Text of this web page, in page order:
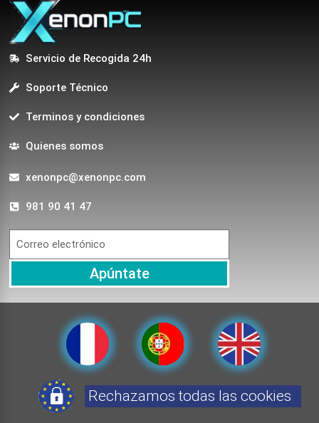
Servicio de Recogida 24h
Soporte Técnico
Terminos y condiciones
Quienes somos
xenonpc@xenonpc.com
981 90 41 47
Apúntate
Rechazamos todas las cookies